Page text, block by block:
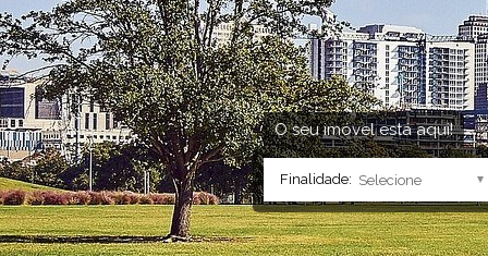
Casa em Condomínio
Chácara
Cobertura Duplex
Imóvel Comercial
Prédio
Sala Comercial
Salão
Sítio
Sobrado
Casa em
Ponto
Sala
Salão
Sobrado
O seu imóvel está aqui!
Finalidade: